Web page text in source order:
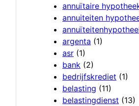
annuïtaire
annuiteiten
argenta (1)
asr (1)
bank (2)
bedrijfskrediet (1)
belasting (11)
belastingdienst (13)